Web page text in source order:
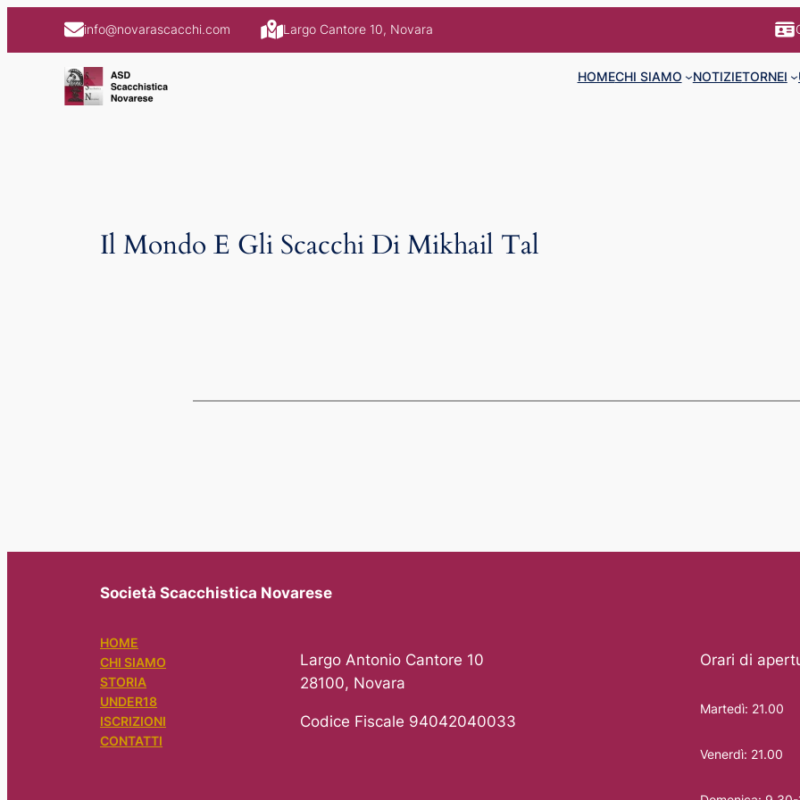
info@novarascacchi.com Largo Cantore 10, Novara
HOMECHI SIAMO NOTIZIETORNEI
Il Mondo E Gli Scacchi Di Mikhail Tal
Società Scacchistica Novarese
HOME
CHI SIAMO
STORIA
UNDER18
ISCRIZIONI
CONTATTI
Largo Antonio Cantore 10
28100, Novara
Codice Fiscale 94042040033
Orari di
Martedì: 21.00
Venerdì: 21.00